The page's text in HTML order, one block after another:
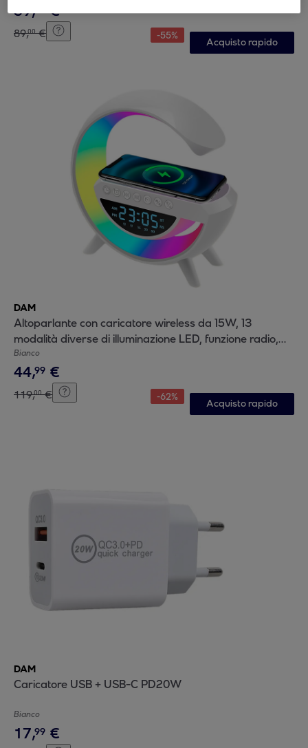
39, €
89,00 € -55%
Acquisto rapido
DAM
Altoparlante con caricatore wireless da 15W, 13
modalità diverse di illuminazione LED, funzione radio,
ingressi per scheda TF e USB.
Bianco
44,99 €
119,00 € -62%
Acquisto rapido
DAM
Caricatore USB + USB-C PD20W
Bianco
17,99 €